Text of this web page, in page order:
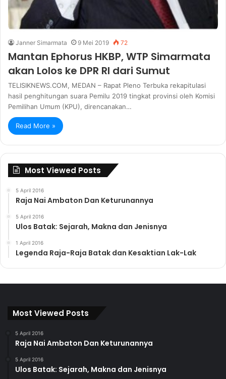
Janner Simarmata 9 Mei 2019 72
Mantan Ephorus HKBP, WTP Simarmata
akan Lolos ke DPR RI dari Sumut
TELISIKNEWS.COM, MEDAN – Rapat Pleno Terbuka rekapitulasi
hasil penghitungan suara Pemilu 2019 tingkat provinsi oleh Komisi
Pemilihan Umum (KPU), direncanakan…
Read More »
Most Viewed Posts
5 April 2016
Raja Nai Ambaton Dan Keturunannya
5 April 2016
Ulos Batak: Sejarah, Makna dan Jenisnya
1 April 2016
Legenda Raja-Raja Batak dan Kesaktian Lak-Lak
Most Viewed Posts
5 April 2016
Raja Nai Ambaton Dan Keturunannya
5 April 2016
Ulos Batak: Sejarah, Makna dan Jenisnya